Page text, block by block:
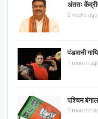
अंततः
2 weeks ago
पंडवानी
1 month
पश्चिम
3 months